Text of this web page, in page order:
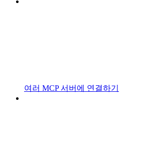
여러 MCP 서버에 연결하기